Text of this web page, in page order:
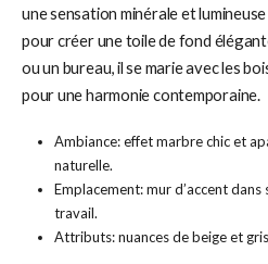
une sensation minérale et
pour créer une toile de fond
ou un bureau, il se marie avec les
pour une harmonie contemporaine.
Ambiance: effet marbre chic et
naturelle.
Emplacement: mur d’accent
travail.
Attributs: nuances de beige et